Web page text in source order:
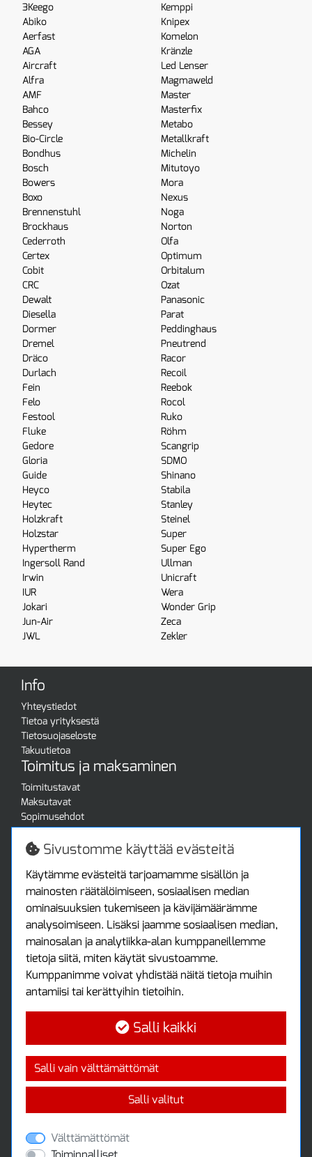
3Keego
Abiko
Aerfast
AGA
Aircraft
Alfra
AMF
Bahco
Bessey
Bio-Circle
Bondhus
Bosch
Bowers
Boxo
Brennenstuhl
Brockhaus
Cederroth
Certex
Cobit
CRC
Dewalt
Diesella
Dormer
Dremel
Dräco
Durlach
Fein
Felo
Festool
Fluke
Gedore
Gloria
Guide
Heyco
Heytec
Holzkraft
Holzstar
Hypertherm
Ingersoll Rand
Irwin
IUR
Jokari
Jun-Air
JWL
Kemppi
Knipex
Komelon
Kränzle
Led Lenser
Magmaweld
Master
Masterfix
Metabo
Metallkraft
Michelin
Mitutoyo
Mora
Nexus
Noga
Norton
Olfa
Optimum
Orbitalum
Ozat
Panasonic
Parat
Peddinghaus
Pneutrend
Racor
Recoil
Reebok
Rocol
Ruko
Röhm
Scangrip
SDMO
Shinano
Stabila
Stanley
Steinel
Super
Super Ego
Ullman
Unicraft
Wera
Wonder Grip
Zeca
Zekler
Info
Yhteystiedot
Tietoa yrityksestä
Tietosuojaseloste
Takuutietoa
Toimitus ja maksaminen
Toimitustavat
Maksutavat
Sopimusehdot
Turvallista ostamista
Jälleenmyyjille
Tax free / verovapaa myynti
Asiakastilini
Asiakastili
Luo tili
Kirjaudu sisään
Ota yhteyttä
Protools Oy
Tuottajankatu 13
Uutiskirje
Tilaa maksuton uutiskirjeemme
Sivustomme käyttää evästeitä
Käytämme evästeitä tarjoamamme sisällön ja
mainosten räätälöimiseen, sosiaalisen median
ominaisuuksien tukemiseen ja kävijämäärämme
analysoimiseen. Lisäksi jaamme sosiaalisen median,
mainosalan ja analytiikka-alan kumppaneillemme
tietoja siitä, miten käytät sivustoamme.
Kumppanimme voivat yhdistää näitä tietoja muihin
antamiisi tai kerättyihin tietoihin.
Salli kaikki
Salli vain välttämättömät
Salli valitut
Välttämättömät